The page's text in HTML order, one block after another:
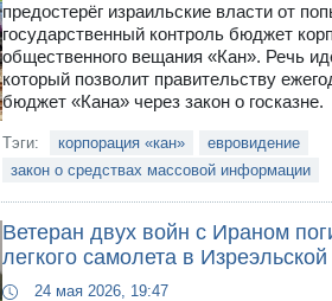
предостерёг израильские власти от
государственный контроль бюджет
общественного вещания «Кан». Речь
который позволит правительству
бюджет «Кана» через закон о госказне.
Тэги: корпорация «кан»
евровидение
закон о средствах массовой информации
Ветеран двух войн с Ираном
легкого самолета в
24 мая 2026, 19:47